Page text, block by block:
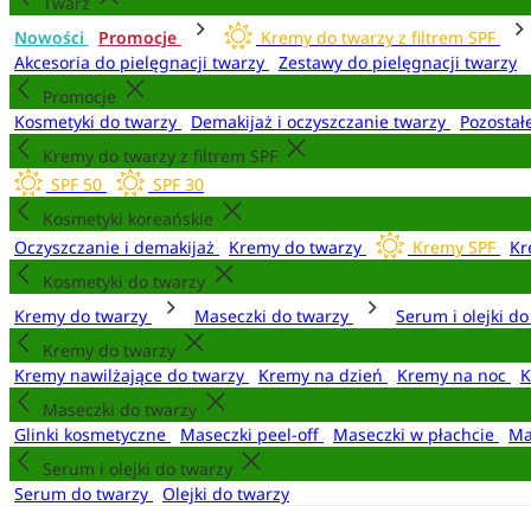
Nowości
Promocje
Kremy do twarzy z filtrem SPF
Akcesoria do pielęgnacji twarzy
Zestawy do pielęgnacji twarzy
Promocje
Kosmetyki do twarzy
Demakijaż i oczyszczanie twarzy
Kremy do twarzy z filtrem SPF
SPF 50
SPF 30
Kosmetyki koreańskie
Oczyszczanie i demakijaż
Kremy do twarzy Kremy SPF
Kosmetyki do twarzy
Kremy do twarzy
Maseczki do twarzy
Serum i olejki
Kremy do twarzy
Kremy nawilżające do twarzy
Kremy na dzień Kremy na noc
Maseczki do twarzy
Glinki kosmetyczne
Maseczki peel-off Maseczki w płachcie
Serum i olejki do twarzy
Serum do twarzy
Olejki do twarzy